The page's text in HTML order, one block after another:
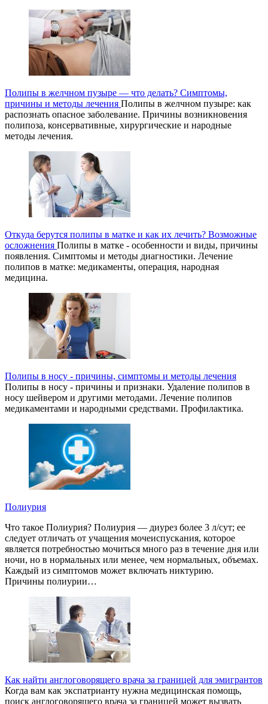
Полипы в желчном пузыре — что делать? Симптомы,
причины и методы лечения Полипы в желчном пузыре: как
распознать опасное заболевание. Причины возникновения
полипоза, консервативные, хирургические и народные
методы лечения.
Откуда берутся полипы в матке и как их лечить? Возможные
осложнения Полипы в матке - особенности и виды, причины
появления. Симптомы и методы диагностики. Лечение
полипов в матке: медикаменты, операция, народная
медицина.
Полипы в носу - причины, симптомы и методы лечения
Полипы в носу - причины и признаки. Удаление полипов в
носу шейвером и другими методами. Лечение полипов
медикаментами и народными средствами. Профилактика.
Полиурия
Что такое Полиурия? Полиурия — диурез более 3 л/сут; ее
следует отличать от учащения мочеиспускания, которое
является потребностью мочиться много раз в течение дня или
ночи, но в нормальных или менее, чем нормальных, объемах.
Каждый из симптомов может включать никтурию.
Причины полиурии…
Как найти англоговорящего врача за границей для эмигрантов
Когда вам как экспатрианту нужна медицинская помощь,
поиск англоговорящего врача за границей может вызвать